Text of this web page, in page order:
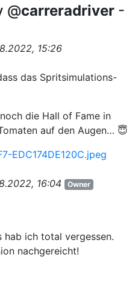
@carreradriver -
15:26
das Spritsimulations-
die Hall of Fame in
auf den Augen… 😇
EDC174DE120C.jpeg
16:04 Owner
ich total vergessen.
nachgereicht!